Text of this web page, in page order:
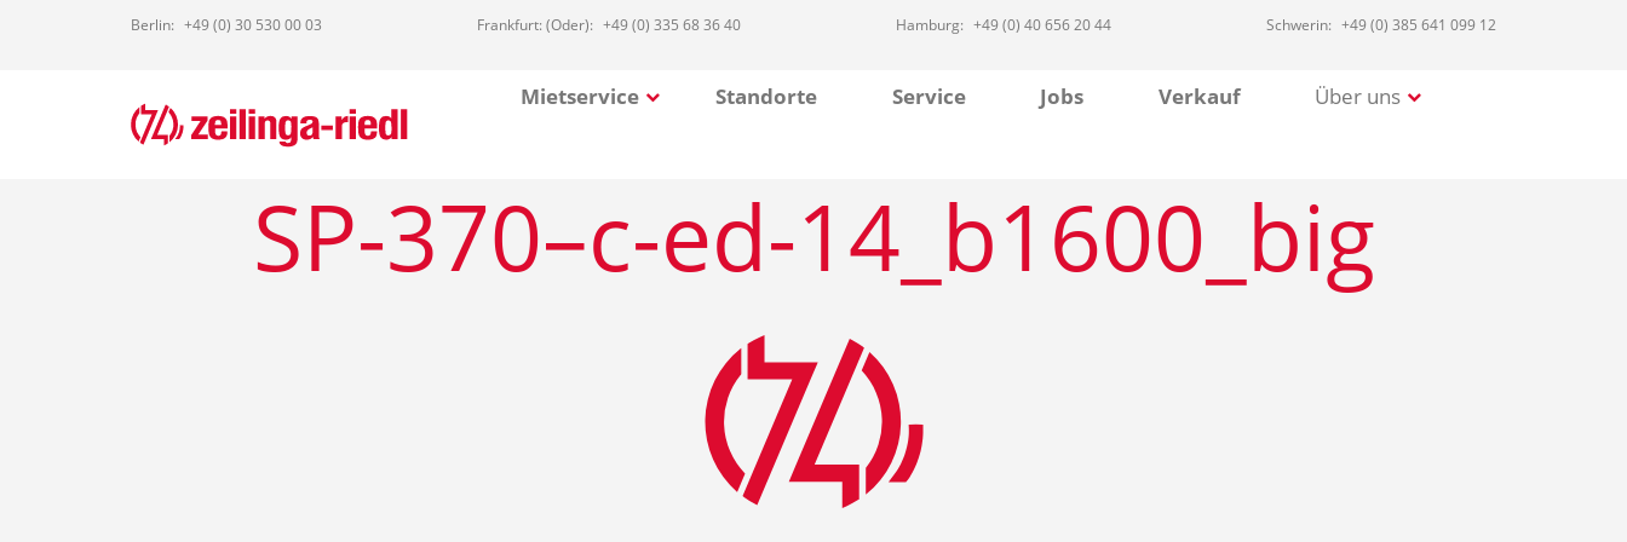
Berlin: +49 (0) 30 530 00 03 Frankfurt: (Oder): +49 (0) 335 68 36 40 Hamburg: +49 (0) 40 656 20 44 Schwerin: +49 (0) 385 641 099 12
Mietservice Standorte Service Jobs Verkauf Über uns
SP-370–c-ed-14_b1600_big